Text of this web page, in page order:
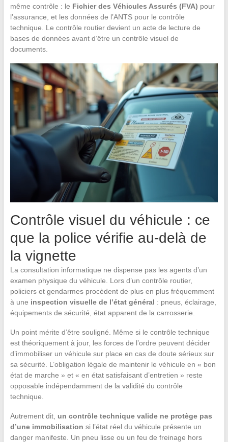
même contrôle : le Fichier des Véhicules Assurés (FVA) pour
l’assurance, et les données de l’ANTS pour le contrôle
technique. Le contrôle routier devient un acte de lecture de
bases de données avant d’être un contrôle visuel de
documents.
Contrôle visuel du véhicule : ce
que la police vérifie au-delà de
la vignette
La consultation informatique ne dispense pas les agents d’un
examen physique du véhicule. Lors d’un contrôle routier,
policiers et gendarmes procèdent de plus en plus fréquemment
à une inspection visuelle de l’état général : pneus, éclairage,
équipements de sécurité, état apparent de la carrosserie.
Un point mérite d’être souligné. Même si le contrôle technique
est théoriquement à jour, les forces de l’ordre peuvent décider
d’immobiliser un véhicule sur place en cas de doute sérieux sur
sa sécurité. L’obligation légale de maintenir le véhicule en « bon
état de marche » et « en état satisfaisant d’entretien » reste
opposable indépendamment de la validité du contrôle
technique.
Autrement dit, un contrôle technique valide ne protège pas
d’une immobilisation si l’état réel du véhicule présente un
danger manifeste. Un pneu lisse ou un feu de freinage hors